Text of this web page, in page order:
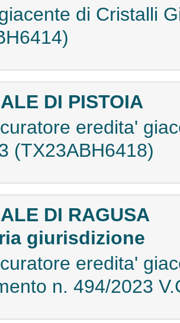
di Cristalli
DI PISTOIA
eredita'
(TX23ABH6418)
DI RAGUSA
giurisdizione
eredita'
n. 494/2023